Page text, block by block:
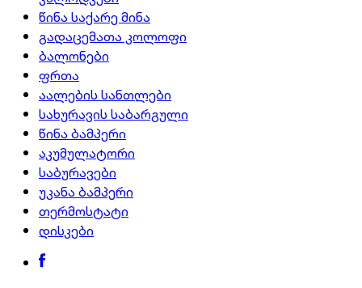
წინა საქარე მინა
გადაცემათა კოლოფი
ბალონები
ფრთა
აალების სანთლები
სახურავის საბარგული
წინა ბამპერი
აკუმულატორი
საბურავები
უკანა ბამპერი
თერმოსტატი
დისკები